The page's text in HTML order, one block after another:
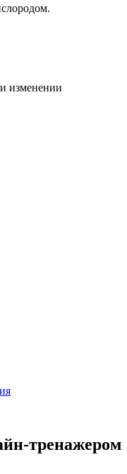
изменении
тренажером